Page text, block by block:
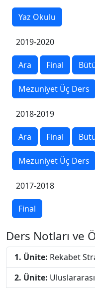
Yaz Okulu
2019-2020
Ara Final
Mezuniyet Üç Ders
2018-2019
Ara Final
Mezuniyet Üç Ders
2017-2018
Final
Ders Notları ve
1. Ünite: Rekabet
2. Ünite: